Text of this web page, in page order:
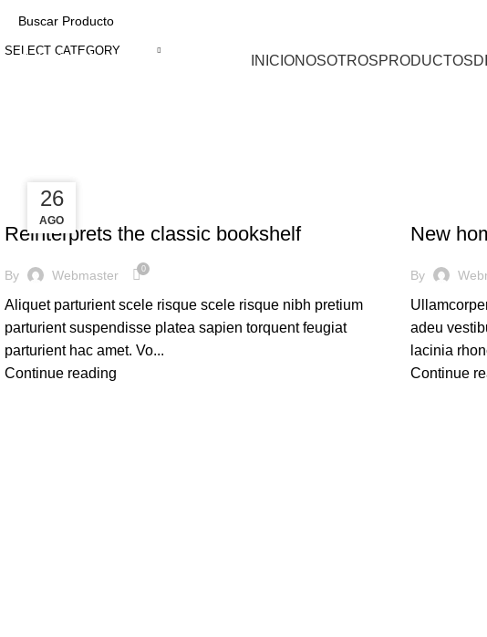
SELECT CATEGORY
NUESTRAS CATEGORÍAS INICIONOSOTROSPRODUCTOS
27
AGO
DESIGN TRENDS
Reinterprets the classic bookshelf
By Webmaster 0
Aliquet parturient scele risque scele risque nibh pretium
parturient suspendisse platea sapien torquent feugiat
parturient hac amet. Vo...
Continue reading
26
AGO
New
By
adeu
lacinia
Continue